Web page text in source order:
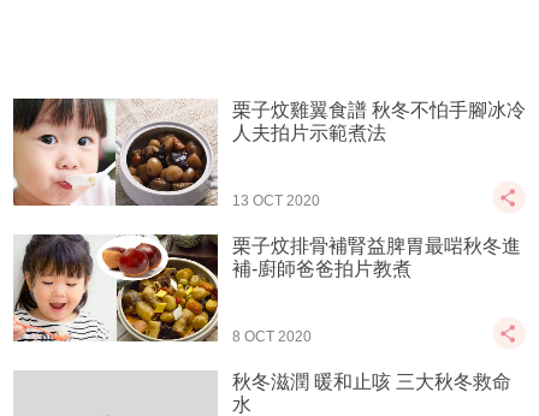
栗子炆雞翼食譜 秋冬不怕手腳冰冷
人夫拍片示範煮法
13 OCT 2020
栗子炆排骨補腎益脾胃最啱秋冬進
補-廚師爸爸拍片教煮
8 OCT 2020
秋冬滋潤 暖和止咳 三大秋冬救命
水